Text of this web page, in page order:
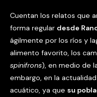
Cuentan los relatos que
forma regular desde
ágilmente por los ríos y
alimento favorito, los
spinifrons), en medio de
embargo, en la
acuático, ya que su